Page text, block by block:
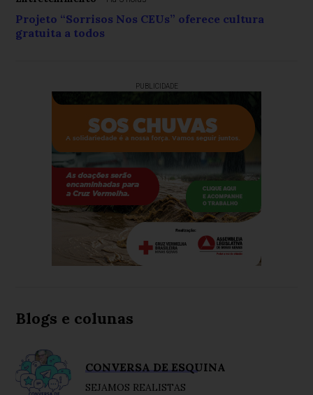
Projeto “Sorrisos Nos CEUs” oferece cultura
gratuita a todos
PUBLICIDADE
Blogs e colunas
CONVERSA DE ESQUINA
SEJAMOS REALISTAS